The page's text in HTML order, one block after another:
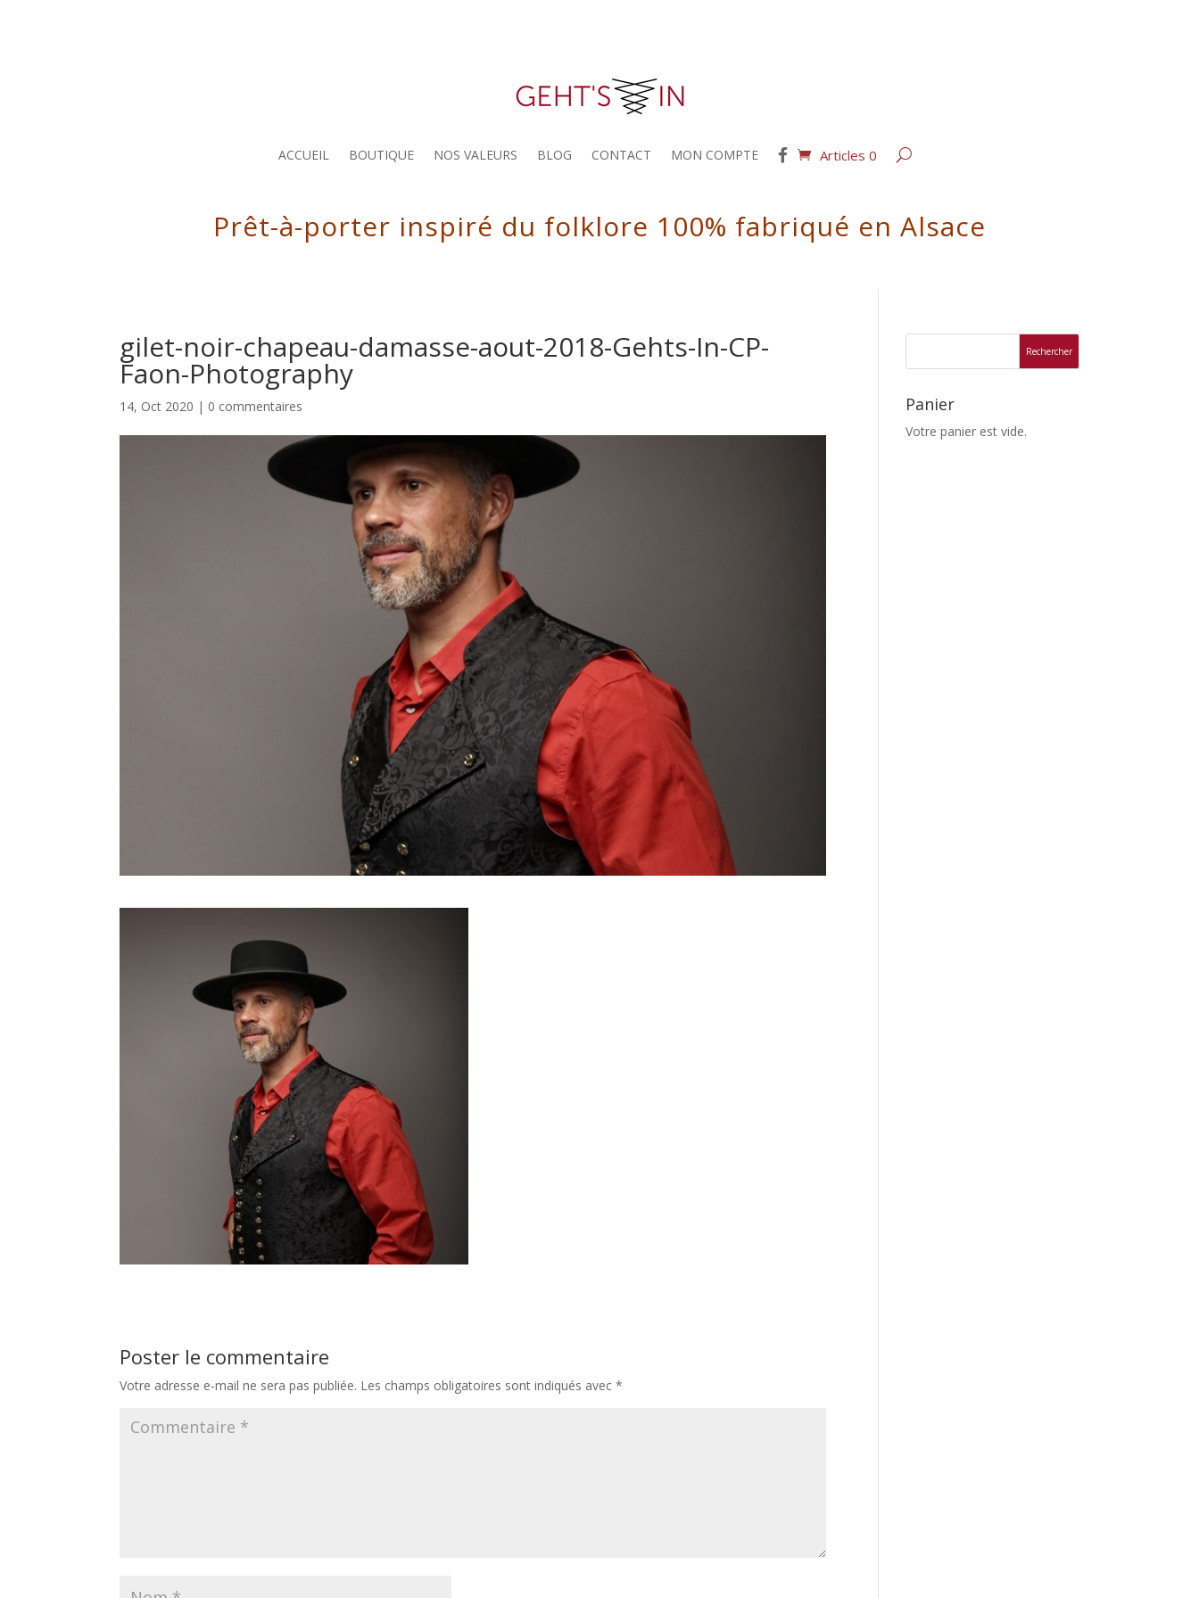
ACCUEIL BOUTIQUE NOS VALEURS BLOG CONTACT MON COMPTE Articles 0
Prêt-à-porter inspiré du folklore 100% fabriqué en Alsace
gilet-noir-chapeau-damasse-aout-2018-Gehts-In-CP-
Faon-Photography
14, Oct 2020 | 0 commentaires
Poster le commentaire
Votre adresse e-mail ne sera pas publiée. Les champs obligatoires sont indiqués avec*
Panier
Votre panier est vide.